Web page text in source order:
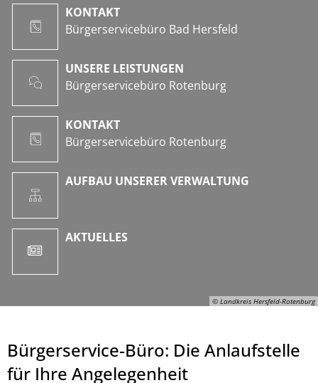
© Landkreis Hersfeld-Rotenburg
KONTAKT
Bürgerservicebüro Bad Hersfeld
UNSERE LEISTUNGEN
Bürgerservicebüro Rotenburg
KONTAKT
Bürgerservicebüro Rotenburg
AUFBAU UNSERER VERWALTUNG
AKTUELLES
Bürgerservice-Büro: Die Anlaufstelle
für Ihre Angelegenheit